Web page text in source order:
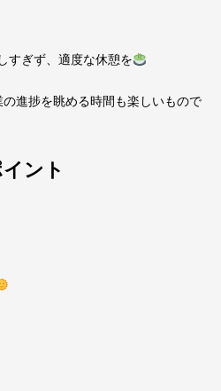
すぎず、適度な休憩を
進捗を眺める時間も楽しいもので
ント